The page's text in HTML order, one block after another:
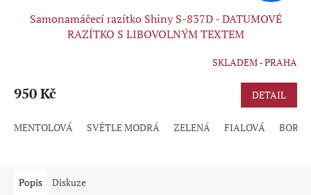
Samonamáčecí razítko Shiny S-837D - DATUMOVÉ
RAZÍTKO S LIBOVOLNÝM TEXTEM
SKLADEM - PRAHA
950 Kč DETAIL
MENTOLOVÁ SVĚTLE MODRÁ ZELENÁ FIALOVÁ
Popis Diskuze